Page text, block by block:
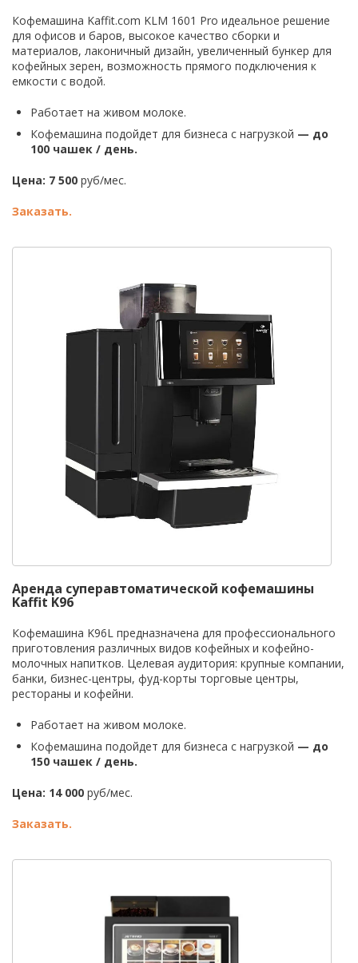
Кофемашина Kaffit.com KLM 1601 Pro идеальное решение
для офисов и баров, высокое качество сборки и
материалов, лаконичный дизайн, увеличенный бункер для
кофейных зерен, возможность прямого подключения к
емкости с водой.
Работает на живом молоке.
Кофемашина подойдет для бизнеса с нагрузкой — до
100 чашек / день.
Цена: 7 500 руб/мес.
Заказать.
Аренда суперавтоматической кофемашины
Kaffit K96
Кофемашина K96L предназначена для профессионального
приготовления различных видов кофейных и кофейно-
молочных напитков. Целевая аудитория: крупные компании,
банки, бизнес-центры, фуд-корты торговые центры,
рестораны и кофейни.
Работает на живом молоке.
Кофемашина подойдет для бизнеса с нагрузкой — до
150 чашек / день.
Цена: 14 000 руб/мес.
Заказать.